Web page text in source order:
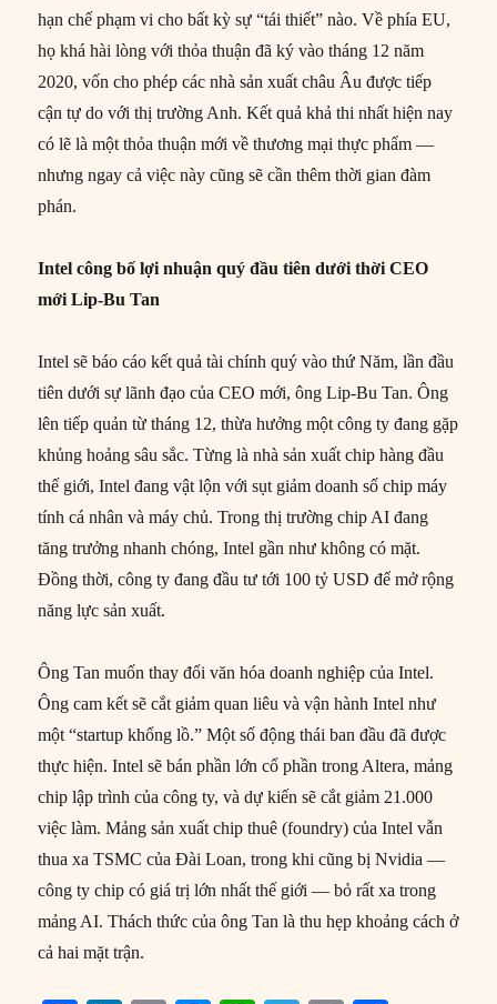
hạn chế phạm vi cho bất kỳ sự “tái thiết” nào. Về phía EU,
họ khá hài lòng với thỏa thuận đã ký vào tháng 12 năm
2020, vốn cho phép các nhà sản xuất châu Âu được tiếp
cận tự do với thị trường Anh. Kết quả khả thi nhất hiện nay
có lẽ là một thỏa thuận mới về thương mại thực phẩm —
nhưng ngay cả việc này cũng sẽ cần thêm thời gian đàm
phán.
Intel công bố lợi nhuận quý đầu tiên dưới thời CEO
mới Lip-Bu Tan
Intel sẽ báo cáo kết quả tài chính quý vào thứ Năm, lần đầu
tiên dưới sự lãnh đạo của CEO mới, ông Lip-Bu Tan. Ông
lên tiếp quản từ tháng 12, thừa hưởng một công ty đang gặp
khủng hoảng sâu sắc. Từng là nhà sản xuất chip hàng đầu
thế giới, Intel đang vật lộn với sụt giảm doanh số chip máy
tính cá nhân và máy chủ. Trong thị trường chip AI đang
tăng trưởng nhanh chóng, Intel gần như không có mặt.
Đồng thời, công ty đang đầu tư tới 100 tỷ USD để mở rộng
năng lực sản xuất.
Ông Tan muốn thay đổi văn hóa doanh nghiệp của Intel.
Ông cam kết sẽ cắt giảm quan liêu và vận hành Intel như
một “startup khổng lồ.” Một số động thái ban đầu đã được
thực hiện. Intel sẽ bán phần lớn cổ phần trong Altera, mảng
chip lập trình của công ty, và dự kiến sẽ cắt giảm 21.000
việc làm. Mảng sản xuất chip thuê (foundry) của Intel vẫn
thua xa TSMC của Đài Loan, trong khi cũng bị Nvidia —
công ty chip có giá trị lớn nhất thế giới — bỏ rất xa trong
mảng AI. Thách thức của ông Tan là thu hẹp khoảng cách ở
cả hai mặt trận.